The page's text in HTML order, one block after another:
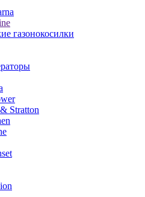
газонокосилки
Stratton